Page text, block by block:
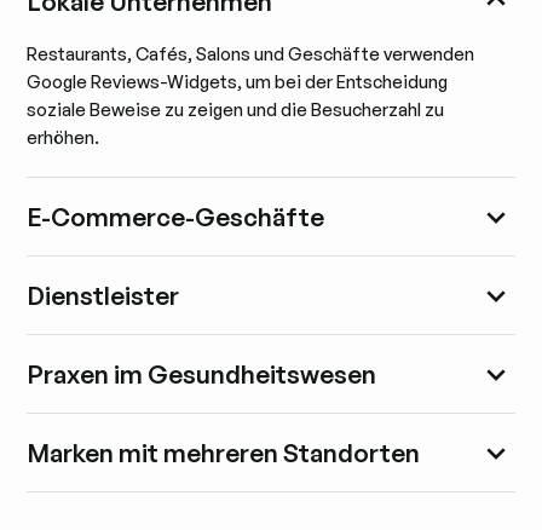
Restaurants, Cafés, Salons und Geschäfte verwenden
Google Reviews-Widgets, um bei der Entscheidung
soziale Beweise zu zeigen und die Besucherzahl zu
erhöhen.
E-Commerce-Geschäfte
Dienstleister
Praxen im Gesundheitswesen
Marken mit mehreren Standorten